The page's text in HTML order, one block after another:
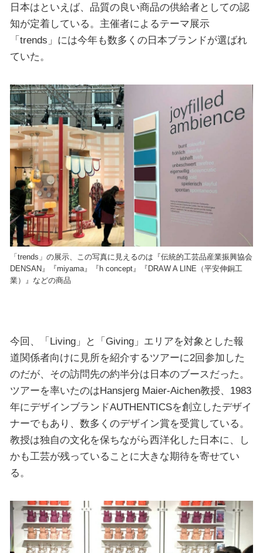
日本はといえば、品質の良い商品の供給者としての認
知が定着している。主催者によるテーマ展示
「trends」には今年も数多くの日本ブランドが選ばれ
ていた。
「trends」の展示、この写真に見えるのは『伝統的工芸品産業振興協会
DENSAN』『miyama』『h concept』『DRAW A LINE（平安伸銅工
業）』などの商品
今回、「Living」と「Giving」エリアを対象とした報
道関係者向けに見所を紹介するツアーに2回参加した
のだが、その訪問先の約半分は日本のブースだった。
ツアーを率いたのはHansjerg Maier-Aichen教授、1983
年にデザインブランドAUTHENTICSを創立したデザイ
ナーでもあり、数多くのデザイン賞を受賞している。
教授は独自の文化を保ちながら西洋化した日本に、し
かも工芸が残っていることに大きな期待を寄せてい
る。